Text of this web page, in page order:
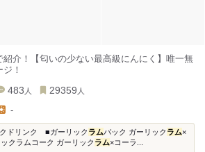
紹介！【匂いの少ない最高級にんにく】唯一無
！
483 人 29359 人
-
ドリンク ■ガーリック ラムバック ガーリック ラム×
クラムコーク ガーリック ラム×コーラ...